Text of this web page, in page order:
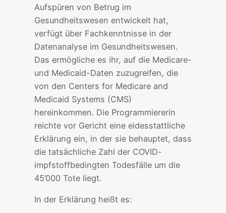
Aufspüren von Betrug im
Gesundheitswesen entwickelt hat,
verfügt über Fachkenntnisse in der
Datenanalyse im Gesundheitswesen.
Das ermögliche es ihr, auf die Medicare-
und Medicaid-Daten zuzugreifen, die
von den Centers for Medicare and
Medicaid Systems (CMS)
hereinkommen. Die Programmiererin
reichte vor Gericht eine eidesstattliche
Erklärung ein, in der sie behauptet, dass
die tatsächliche Zahl der COVID-
impfstoffbedingten Todesfälle um die
45’000 Tote liegt.
In der Erklärung heißt es: